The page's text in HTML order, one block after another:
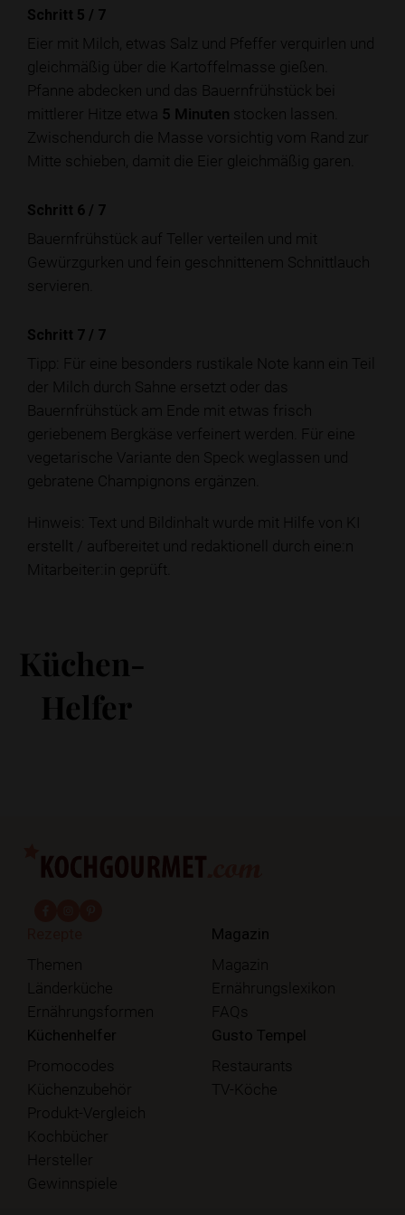
Schritt 5 / 7
Eier mit Milch, etwas Salz und Pfeffer verquirlen und
gleichmäßig über die Kartoffelmasse gießen.
Pfanne abdecken und das Bauernfrühstück bei
mittlerer Hitze etwa 5 Minuten stocken lassen.
Zwischendurch die Masse vorsichtig vom Rand zur
Mitte schieben, damit die Eier gleichmäßig garen.
Schritt 6 / 7
Bauernfrühstück auf Teller verteilen und mit
Gewürzgurken und fein geschnittenem Schnittlauch
servieren.
Schritt 7 / 7
Tipp: Für eine besonders rustikale Note kann ein Teil
der Milch durch Sahne ersetzt oder das
Bauernfrühstück am Ende mit etwas frisch
geriebenem Bergkäse verfeinert werden. Für eine
vegetarische Variante den Speck weglassen und
gebratene Champignons ergänzen.
Hinweis: Text und Bildinhalt wurde mit Hilfe von KI
erstellt / aufbereitet und redaktionell durch eine:n
Mitarbeiter:in geprüft.
Küchen-
Helfer
Themen
Länderküche
Ernährungsformen
Magazin
Magazin
Ernährungslexikon
FAQs
Küchenhelfer
Promocodes
Küchenzubehör
Produkt-Vergleich
Kochbücher
Hersteller
Gewinnspiele
Gusto Tempel
Restaurants
TV-Köche